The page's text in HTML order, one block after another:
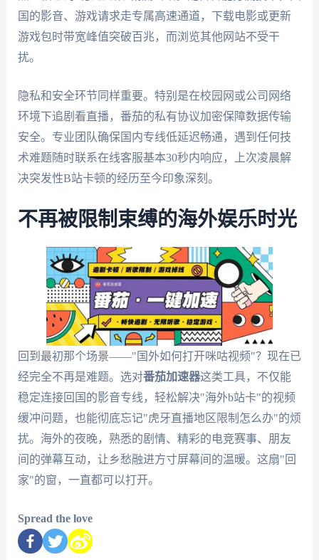
国的影音、游戏请求走专属高速通道，下载电影或更新
游戏包时带宽峰值突破百兆，而浏览其他网站不受干
扰。
隐私和安全环节同样重要。特别是在校园网或公司网络
环境下追剧看直播，番茄的私有协议加密保障数据传输
安全。专业团队确保国内专线低延迟畅通，遇到任何技
术难题随时联系在线客服基本30秒内响应，上次凌晨解
决突发性B站卡顿的经历至今印象深刻。
不再被限制束缚的海外娱乐时光
回到最初那个场景——"国外如何打开咪咕视频"？现在已
经完全不再是难题。选对番茄加速器这类工具，不仅能
稳定连接回国的影音专线，轻松解决"海外b站卡"的视频
缓冲问题，也能彻底忘记"虎牙直播地区限制怎么办"的烦
扰。海外的夜晚，熟悉的剧情、精彩的电竞赛事、朋友
间的弹幕互动，让乡愁融进方寸屏幕间的温暖。这扇"回
家"的窗，一直都可以打开。
Spread the love